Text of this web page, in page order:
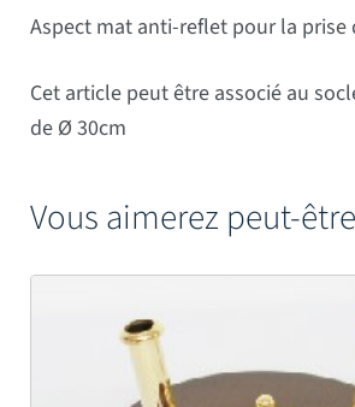
Aspect mat anti-reflet pour la prise
Cet article peut être associé au
de Ø 30cm
Vous aimerez peut-